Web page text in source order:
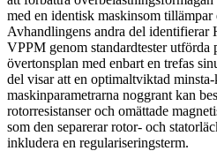
med en identisk maskinsom
Avhandlingens andra del identifierar
VPPM genom standardtester utförda
övertonsplan med enbart en trefas
del visar att en optimaltviktad
maskinparametrarna noggrant kan
rotorresistanser och omättade
som den separerar rotor- och
inkludera en regulariseringsterm.